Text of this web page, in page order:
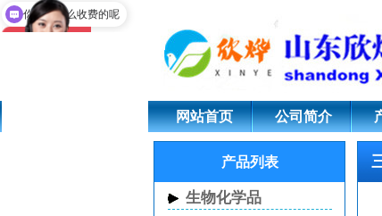
三氟化硼乙腈
网站首页 公司简介
产品列表
生物化学品
你们是怎么收费的呢